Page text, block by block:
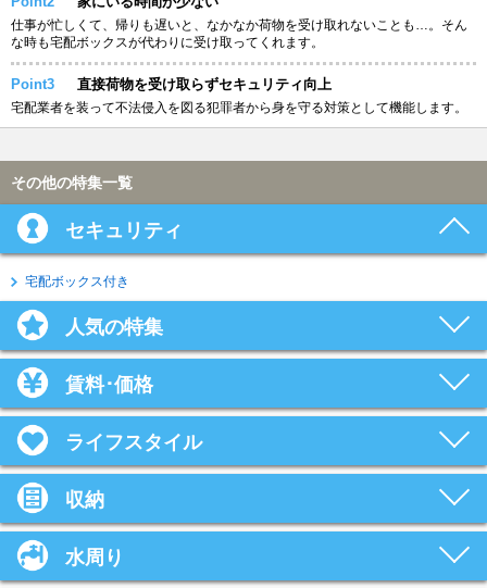
仕事が忙しくて、帰りも遅いと、なかなか荷物を受け取れないことも…。そん
な時も宅配ボックスが代わりに受け取ってくれます。
Point3 直接荷物を受け取らずセキュリティ向上
宅配業者を装って不法侵入を図る犯罪者から身を守る対策として機能します。
その他の特集一覧
セキュリティ
宅配ボックス付き
人気の特集
賃料･価格
ライフスタイル
収納
水周り